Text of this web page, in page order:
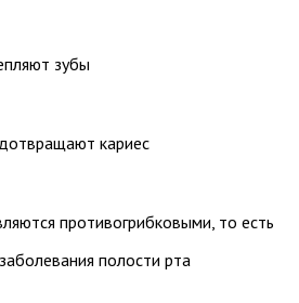
зубы
кариес
противогрибковыми, то есть
полости рта